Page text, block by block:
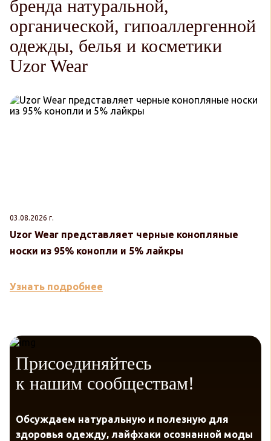
бренда натуральной,
органической, гипоаллергенной
одежды, белья и косметики
Uzor Wear
03.08.2026 г.
Uzor Wear представляет черные конопляные
носки из 95% конопли и 5% лайкры
Узнать подробнее
Присоединяйтесь
к нашим сообществам!
Обсуждаем натуральную и полезную для
здоровья одежду, лайфхаки осознанной моды